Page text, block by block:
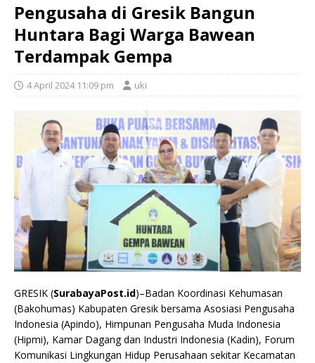
Pengusaha di Gresik Bangun
Huntara Bagi Warga Bawean
Terdampak Gempa
4 April 2024 11:09 pm uki
GRESIK (SurabayaPost.id)–Badan Koordinasi Kehumasan
(Bakohumas) Kabupaten Gresik bersama Asosiasi Pengusaha
Indonesia (Apindo), Himpunan Pengusaha Muda Indonesia
(Hipmi), Kamar Dagang dan Industri Indonesia (Kadin), Forum
Komunikasi Lingkungan Hidup Perusahaan sekitar Kecamatan